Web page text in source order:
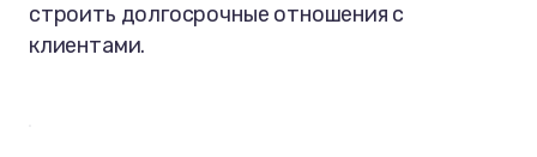
строить долгосрочные отношения с
клиентами.